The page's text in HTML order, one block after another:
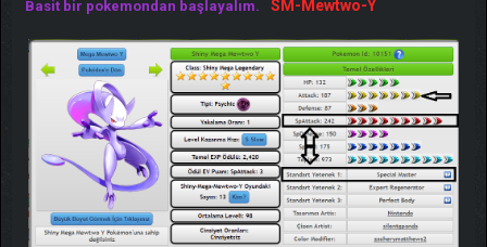
Basit bir pokemondan başlayalım. SM-Mewtwo-Y